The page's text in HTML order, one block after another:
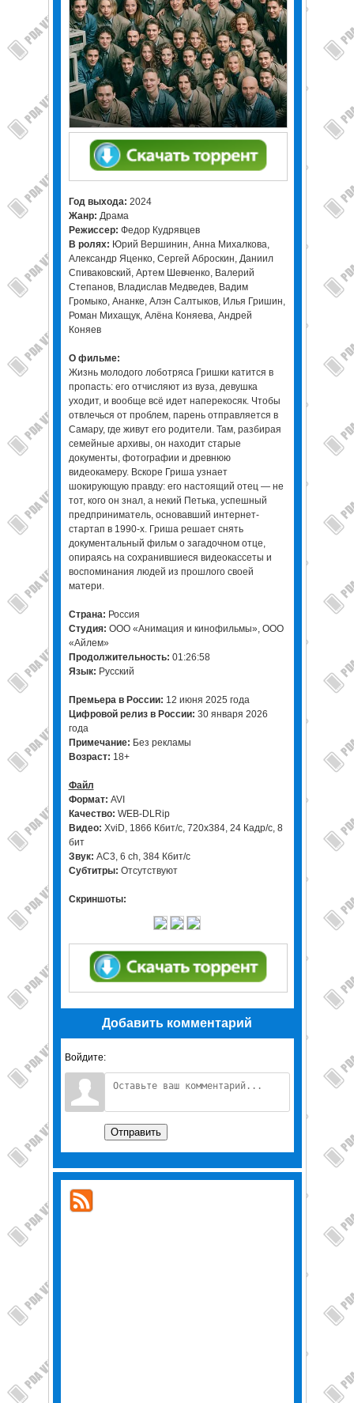
Год выхода: 2024
Жанр: Драма
Режиссер: Федор Кудрявцев
В ролях: Юрий Вершинин, Анна Михалкова,
Александр Яценко, Сергей Аброскин, Даниил
Спиваковский, Артем Шевченко, Валерий
Степанов, Владислав Медведев, Вадим
Громыко, Ананке, Алэн Салтыков, Илья Гришин,
Роман Михащук, Алёна Коняева, Андрей
Коняев
О фильме:
Жизнь молодого лоботряса Гришки катится в
пропасть: его отчисляют из вуза, девушка
уходит, и вообще всё идет наперекосяк. Чтобы
отвлечься от проблем, парень отправляется в
Самару, где живут его родители. Там, разбирая
семейные архивы, он находит старые
документы, фотографии и древнюю
видеокамеру. Вскоре Гриша узнает
шокирующую правду: его настоящий отец — не
тот, кого он знал, а некий Петька, успешный
предприниматель, основавший интернет-
стартап в 1990-х. Гриша решает снять
документальный фильм о загадочном отце,
опираясь на сохранившиеся видеокассеты и
воспоминания людей из прошлого своей
матери.
Страна: Россия
Студия: ООО «Анимация и кинофильмы», ООО
«Айлем»
Продолжительность: 01:26:58
Язык: Русский
Премьера в России: 12 июня 2025 года
Цифровой релиз в России: 30 января 2026
года
Примечание: Без рекламы
Возраст: 18+
Файл
Формат: AVI
Качество: WEB-DLRip
Видео: XviD, 1866 Кбит/с, 720x384, 24 Кадр/с, 8
бит
Звук: AC3, 6 ch, 384 Кбит/с
Субтитры: Отсутствуют
Скриншоты:
Добавить комментарий
Войдите:
Отправить